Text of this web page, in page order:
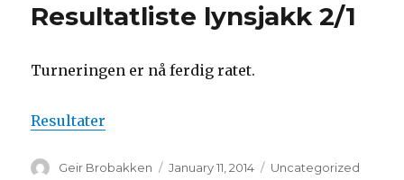
Resultatliste lynsjakk 2/1
Turneringen er nå ferdig ratet.
Resultater
Author
Geir Brobakken
Posted
January 11, 2014 Categories
Uncategorized